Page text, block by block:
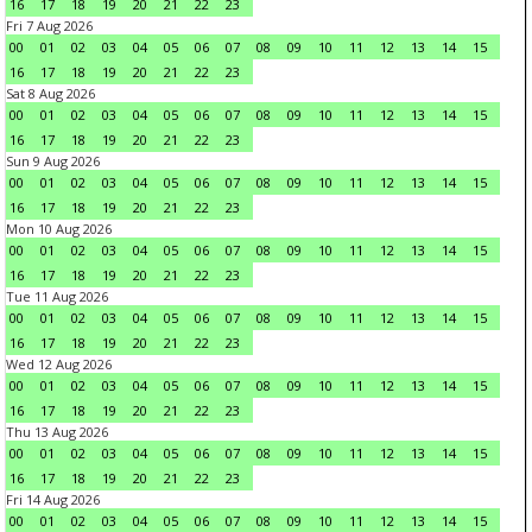
16 17 18 19 20 21 22
23
Fri 7 Aug 2026
00
01 02 03 04 05 06 07 08 09 10 11 12 13 14
15
16
17 18 19 20 21 22
23
Sat 8 Aug 2026
00
01 02 03 04 05 06 07 08 09 10 11 12 13 14
15
16
17 18 19 20 21 22
23
Sun 9 Aug 2026
00
01 02 03 04 05 06 07 08 09 10 11 12 13 14
15
16
17 18 19 20 21 22
23
Mon 10 Aug 2026
00
01 02 03 04 05 06 07 08 09 10 11 12 13 14
15
16
17 18 19 20 21 22
23
Tue 11 Aug 2026
00
01 02 03 04 05 06 07 08 09 10 11 12 13 14
15
16
17 18 19 20 21 22
23
Wed 12 Aug 2026
00
01 02 03 04 05 06 07 08 09 10 11 12 13 14
15
16
17 18 19 20 21 22
23
Thu 13 Aug 2026
00
01 02 03 04 05 06 07 08 09 10 11 12 13 14
15
16
17 18 19 20 21 22
23
Fri 14 Aug 2026
00
01 02 03 04 05 06 07 08 09 10 11 12 13 14 15